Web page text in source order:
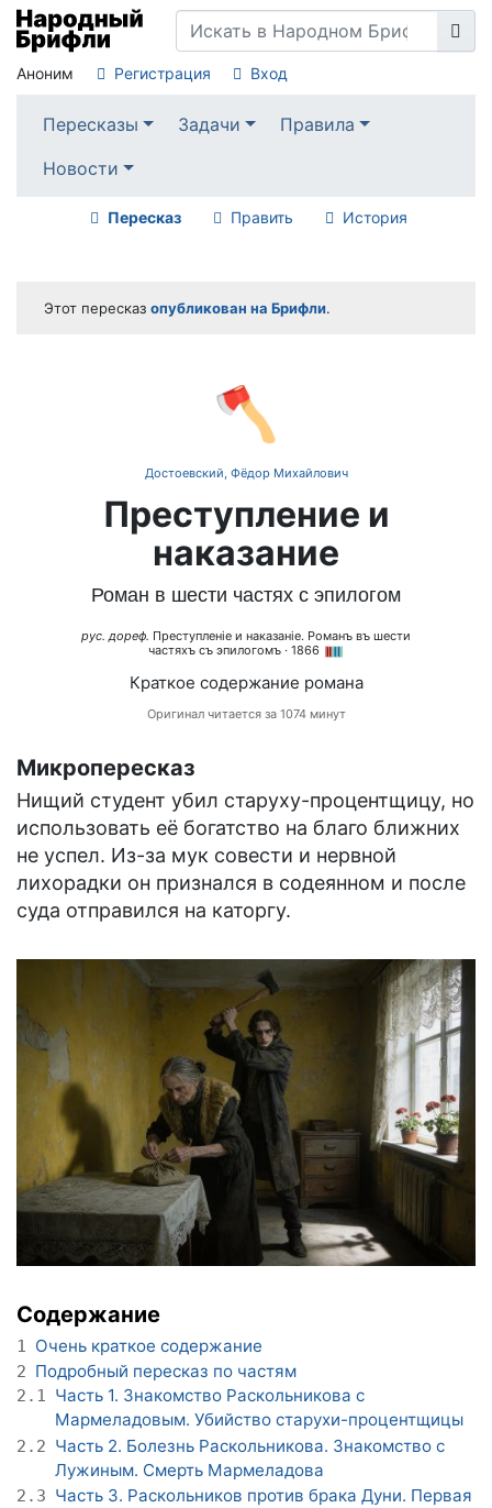
Аноним Регистрация Вход
Пересказы Задачи
Правила
Новости
Пересказ Править История
Этот пересказ опубликован на Брифли.
🪓
Достоевский, Фёдор Михайлович
Преступление и
наказание
Роман в шести частях с эпилогом
рус. дореф. Преступленіе и наказаніе. Романъ въ шести
частяхъ съ эпилогомъ· 1866
Краткое содержание романа
Оригинал читается за 1074 минут
Микропересказ
Нищий студент убил старуху-процентщицу, но
использовать её богатство на благо ближних
не успел. Из-за мук совести и нервной
лихорадки он признался в содеянном и после
суда отправился на каторгу.
Содержание
1 Очень краткое содержание
2 Подробный пересказ по частям
2.1 Часть 1. Знакомство Раскольникова с
Мармеладовым. Убийство старухи-процентщицы
2.2 Часть 2. Болезнь Раскольникова. Знакомство с
Лужиным. Смерть Мармеладова
2.3 Часть 3. Раскольников против брака Дуни. Первая